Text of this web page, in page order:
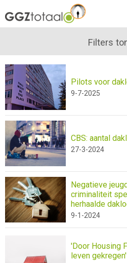
abonneren
Home Nieuws
Filters
Pilots voor
9-7-2025
CBS: aantal
27-3-2024
Negatieve
criminaliteit
herhaalde
9-1-2024
'Door Housing
leven gekregen'